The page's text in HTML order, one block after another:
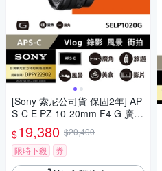
[Sony 索尼公司貨 保固2年] AP
S-C E PZ 10-20mm F4 G 廣角
電動變焦鏡 SELP1020G
$19,380 $20,400
限時下殺
券